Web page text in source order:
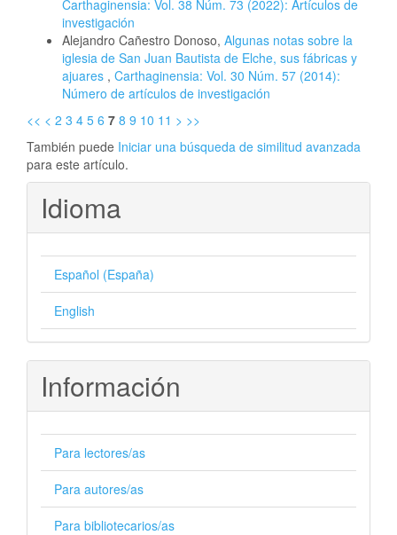
Carthaginensia: Vol. 38 Núm. 73 (2022): Artículos de
investigación
Alejandro Cañestro Donoso, Algunas notas sobre la
iglesia de San Juan Bautista de Elche, sus fábricas y
ajuares , Carthaginensia: Vol. 30 Núm. 57 (2014):
Número de artículos de investigación
<< < 2 3 4 5 6 7 8 9 10 11 > >>
También puede Iniciar una búsqueda de similitud avanzada
para este artículo.
Idioma
Español (España)
English
Información
Para lectores/as
Para autores/as
Para bibliotecarios/as